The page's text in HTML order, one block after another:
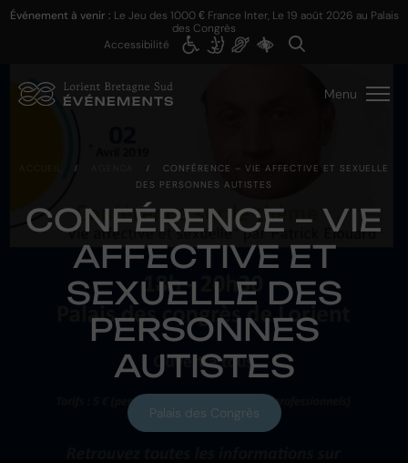
Événement à venir : Le Jeu des 1000 € France Inter, Le 19 août 2026 au Palais
des Congrès
Accessibilité
Menu
CONFÉRENCE – VIE
AFFECTIVE ET
SEXUELLE DES
PERSONNES
AUTISTES
/ /
CONFÉRENCE – VIE AFFECTIVE ET SEXUELLE
DES PERSONNES AUTISTES
Palais des Congrès